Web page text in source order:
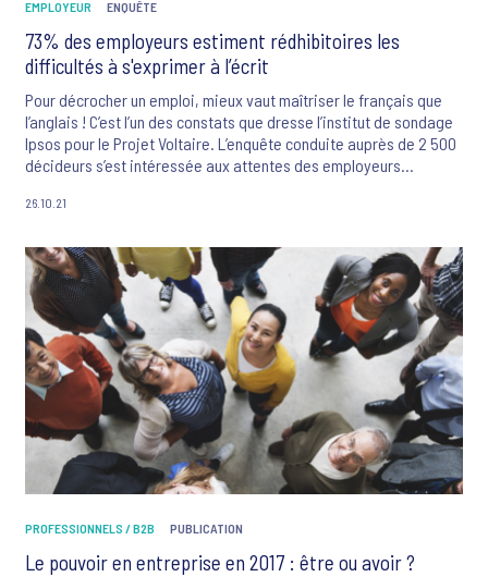
EMPLOYEUR ENQUÊTE
73% des employeurs estiment rédhibitoires les
difficultés à s'exprimer à l’écrit
Pour décrocher un emploi, mieux vaut maîtriser le français que
l’anglais ! C’est l’un des constats que dresse l’institut de sondage
Ipsos pour le Projet Voltaire. L’enquête conduite auprès de 2 500
décideurs s’est intéressée aux attentes des employeurs
ce qu’on pourrait croire, l’étude révèle qu’aux yeux des
largement plus valorisée que la maîtrise de l’anglais.
26.10.21
PROFESSIONNELS / B2B PUBLICATION
Le pouvoir en entreprise en 2017 : être ou avoir ?